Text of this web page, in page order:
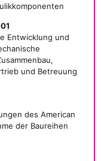
Entwicklung und
und Betreuung
des American
der Baureihen